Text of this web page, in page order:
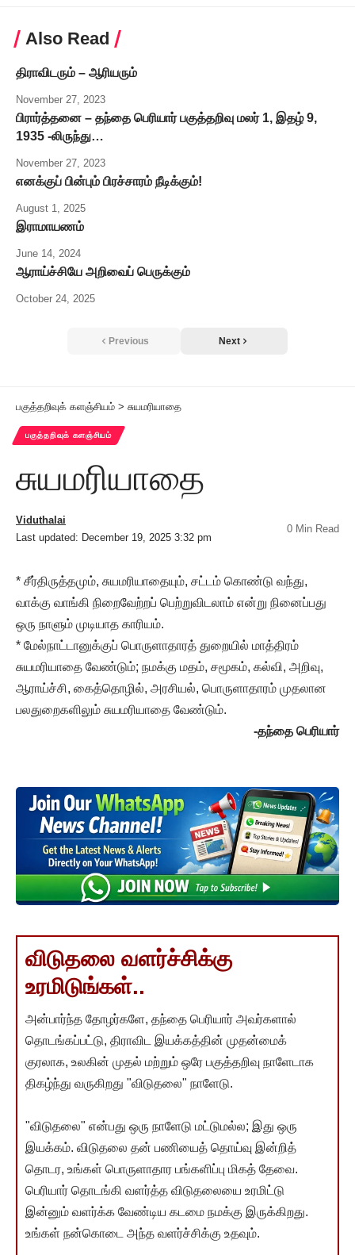
Also Read
திராவிடரும் – ஆரியரும்
November 27, 2023
பிரார்த்தனை – தந்தை பெரியார் பகுத்தறிவு மலர் 1, இதழ் 9,
1935 -லிருந்து…
November 27, 2023
எனக்குப் பின்பும் பிரச்சாரம் நீடிக்கும்!
August 1, 2025
இராமாயணம்
June 14, 2024
ஆராய்ச்சியே அறிவைப் பெருக்கும்
October 24, 2025
Previous Next
பகுத்தறிவுக் களஞ்சியம் > சுயமரியாதை
பகுத்தறிவுக் களஞ்சியம்
சுயமரியாதை
Last updated: December 19, 2025 3:32 pm
Viduthalai
0 Min Read
* சீர்திருத்தமும், சுயமரியாதையும், சட்டம் கொண்டு வந்து,
வாக்கு வாங்கி நிறைவேற்றப் பெற்றுவிடலாம் என்று நினைப்பது
ஒரு நாளும் முடியாத காரியம்.
* மேல்நாட்டானுக்குப் பொருளாதாரத் துறையில் மாத்திரம்
சுயமரியாதை வேண்டும்; நமக்கு மதம், சமூகம், கல்வி, அறிவு,
ஆராய்ச்சி, கைத்தொழில், அரசியல், பொருளாதாரம் முதலான
பலதுறைகளிலும் சுயமரியாதை வேண்டும்.
-தந்தை பெரியார்
விடுதலை வளர்ச்சிக்கு
உரமிடுங்கள்..
அன்பார்ந்த தோழர்களே, தந்தை பெரியார் அவர்களால்
தொடங்கப்பட்டு, திராவிட இயக்கத்தின் முதன்மைக்
குரலாக, உலகின் முதல் மற்றும் ஒரே பகுத்தறிவு நாளேடாக
திகழ்ந்து வருகிறது "விடுதலை" நாளேடு.
"விடுதலை" என்பது ஒரு நாளேடு மட்டுமல்ல; இது ஒரு
இயக்கம். விடுதலை தன் பணியைத் தொய்வு இன்றித்
தொடர, உங்கள் பொருளாதார பங்களிப்பு மிகத் தேவை.
பெரியார் தொடங்கி வளர்த்த விடுதலையை உரமிட்டு
இன்னும் வளர்க்க வேண்டிய கடமை நமக்கு இருக்கிறது.
உங்கள் நன்கொடை அந்த வளர்ச்சிக்கு உதவும்.